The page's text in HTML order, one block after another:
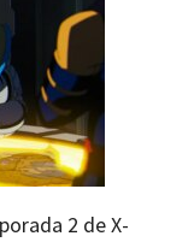
2 de X-